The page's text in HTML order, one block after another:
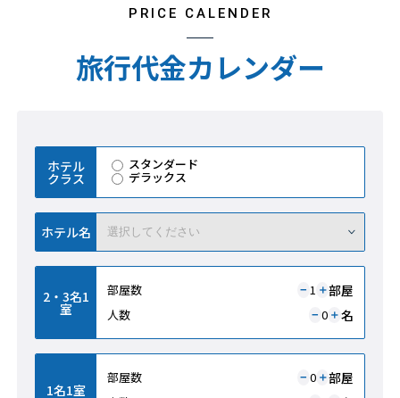
PRICE CALENDER
旅行代金カレンダー
ホテル
クラス
スタンダード
デラックス
ホテル名
2・3名1
室
部屋数 − 1 ＋部屋
人数 − 0 ＋ 名
1名1室
部屋数 − 0 ＋部屋